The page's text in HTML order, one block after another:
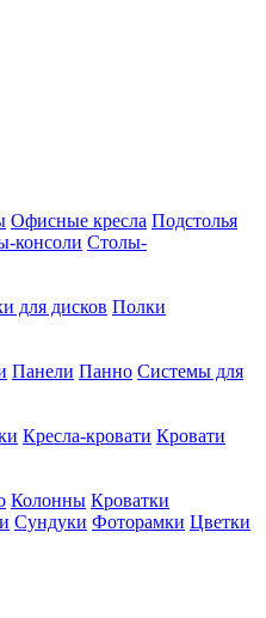
Офисные кресла Подстолья
консоли Столы-
для дисков Полки
Панели Панно Системы для
Кресла-кровати Кровати
Колонны Кроватки
Сундуки Фоторамки Цветки